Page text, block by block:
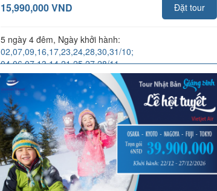
15,990,000 VND Đặt tour
5 ngày 4 đêm, Ngày khởi hành:
02,07,09,16,17,23,24,28,30,31/10;
04,06,07,13,14,21,25,27,28/11